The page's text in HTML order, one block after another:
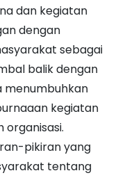
dan kegiatan
dengan
sebagai
balik dengan
menumbuhkan
kegiatan
organisasi.
pikiran yang
tentang